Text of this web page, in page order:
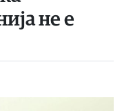
не е